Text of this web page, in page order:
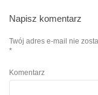
Napisz komentarz
Twój adres e-mail nie
*
Komentarz